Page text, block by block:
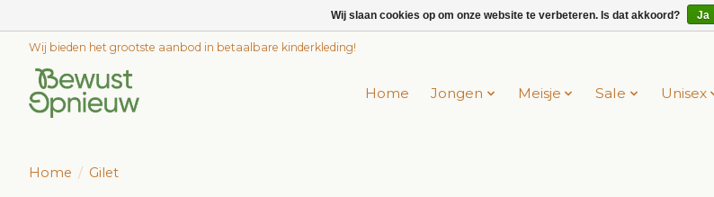
Wij bieden het grootste aanbod in betaalbare kinderkleding!
Home Jongen Meisje Sale Unisex
Home / Gilet
Wij slaan cookies op om onze website te verbeteren. Is dat akkoord? Ja